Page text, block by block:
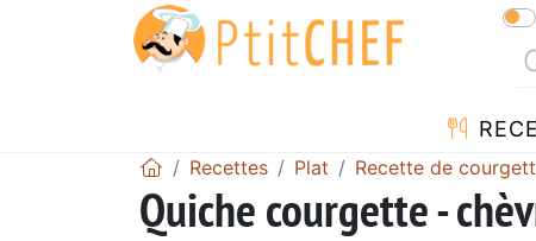
Recettes Plat Recette de
Quiche courgette -